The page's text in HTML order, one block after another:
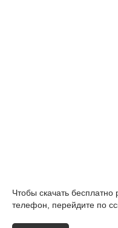
Чтобы скачать
телефон, перейдите по